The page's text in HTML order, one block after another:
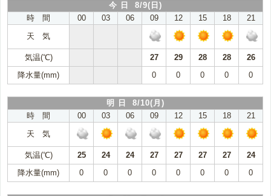
今 日 8/9(日)
時 間
00 03 06 09 12 15 18
21
天 気
気温(℃) 27 29 28 28
26
降水量(mm)
0 0 0 0 0
明 日 8/10(月)
時 間
00 03 06 09 12 15 18
21
天 気
気温(℃) 25 24 24 27 27 27 27
24
降水量(mm)
0 0 0 0 0 0 0 0